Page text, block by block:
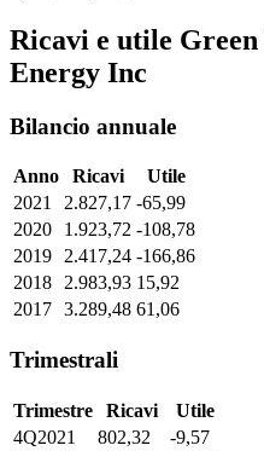
Ricavi e utile Green
Energy Inc
Bilancio annuale
Anno Ricavi
Utile
2021
2.827,17 -65,99
2020
1.923,72 -108,78
2019
2.417,24 -166,86
2018
2.983,93 15,92
2017 3.289,48 61,06
Trimestrali
Trimestre Ricavi
Utile
4Q2021
802,32
-9,57